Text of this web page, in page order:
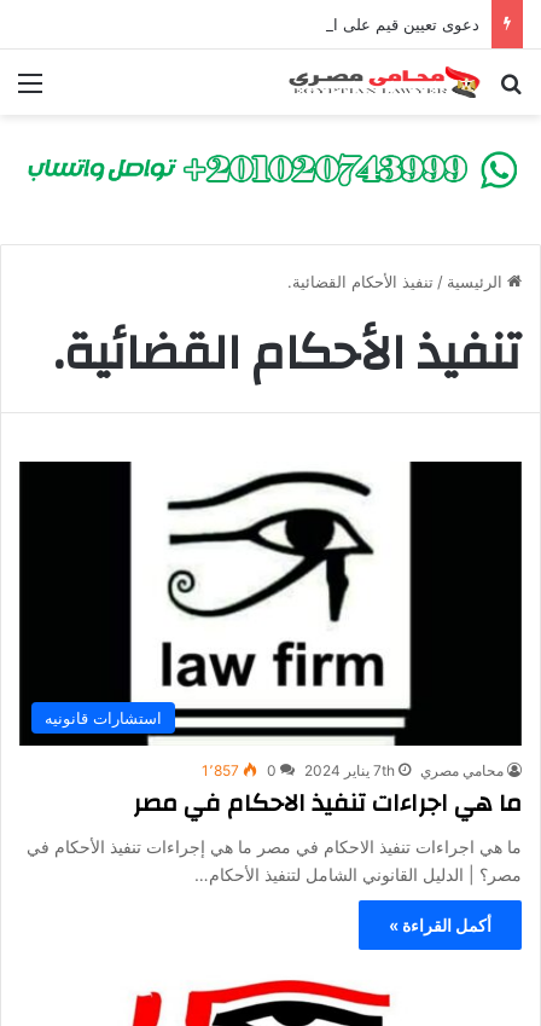
بحث عن
الرئيسية / تنفيذ الأحكام القضائية.
تنفيذ الأحكام القضائية.
استشارات قانونيه
محامي مصري 7th يناير 2024 0 1٬857
ما هي اجراءات تنفيذ الاحكام في مصر
ما هي اجراءات تنفيذ الاحكام في مصر ما هي إجراءات تنفيذ الأحكام في
مصر؟ | الدليل القانوني الشامل لتنفيذ الأحكام…
أكمل القراءة »